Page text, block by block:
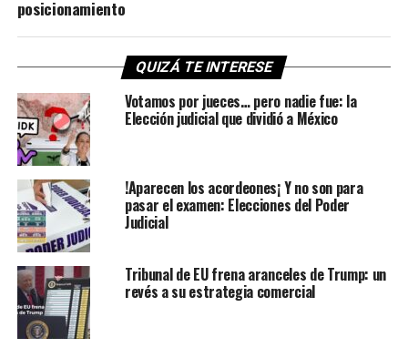
posicionamiento
QUIZÁ TE INTERESE
Votamos por jueces… pero nadie fue: la
Elección judicial que dividió a México
!Aparecen los acordeones¡ Y no son para
pasar el examen: Elecciones del Poder
Judicial
Tribunal de EU frena aranceles de Trump: un
revés a su estrategia comercial